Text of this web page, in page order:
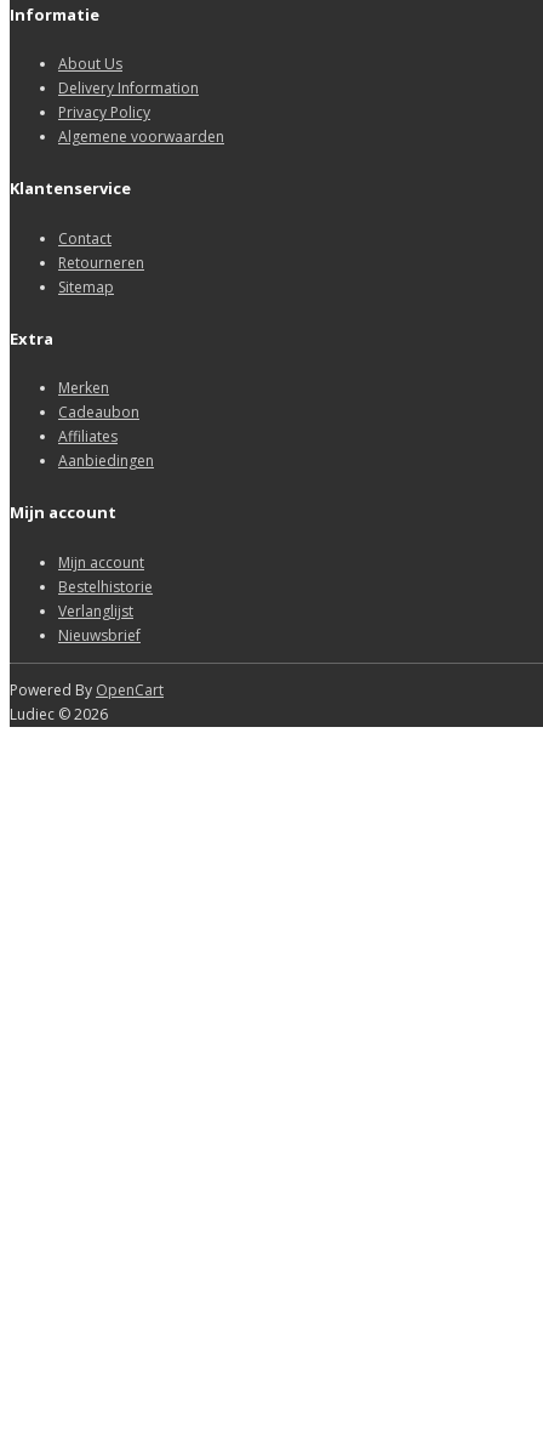
Informatie
About Us
Delivery Information
Privacy Policy
Algemene voorwaarden
Klantenservice
Contact
Retourneren
Sitemap
Extra
Merken
Cadeaubon
Affiliates
Aanbiedingen
Mijn account
Mijn account
Bestelhistorie
Verlanglijst
Nieuwsbrief
Powered By OpenCart
Ludiec © 2026